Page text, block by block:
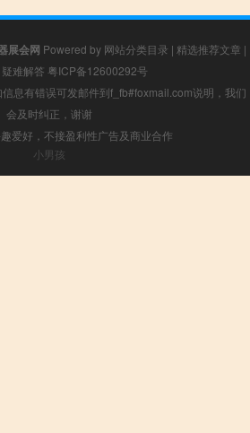
展会网 Powered by 网站分类目录 | 精选推荐文章 |
疑难解答 粤ICP备12600292号
息有错误可发邮件到f_fb#foxmail.com说明，我们
会及时纠正，谢谢
爱好，不接盈利性广告及商业合作
小男孩